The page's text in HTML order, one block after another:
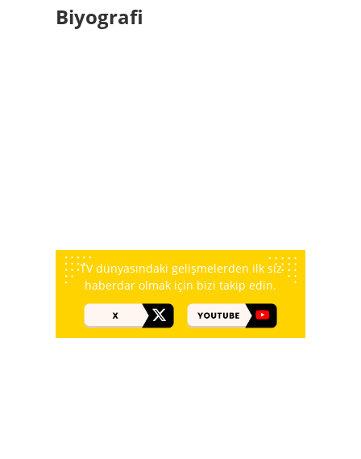
Biyografi
TV dünyasındaki gelişmelerden ilk siz
haberdar olmak için bizi takip edin.